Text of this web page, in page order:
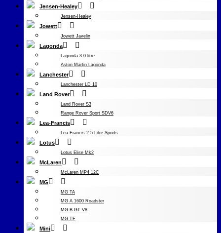
Jensen-Healey
Jensen-Healey
Jowett
Jowett Javelin
Lagonda
Lagonda 3.0 litre
Aston Martin Lagonda
Lanchester
Lanchester LD 10
Land Rover
Land Rover S3
Range Rover Sport SDV6
Lea-Francis
Lea Francis 2.5 Litre Sports
Lotus
Lotus Elise Mk2
McLaren
McLaren MP4 12C
MG
MG TA
MG A 1600 Roadster
MG B GT V8
MG TF
Mini